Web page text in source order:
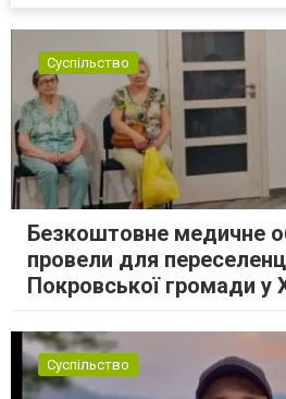
Суспільство
Безкоштовне медичне
провели для
Покровської громади у
Суспільство